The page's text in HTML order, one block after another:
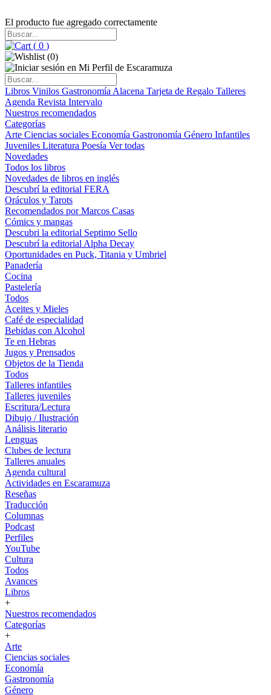
El producto fue agregado correctamente
( 0 )
(0)
Libros Vinilos Gastronomía Alacena Tarjeta de Regalo Talleres
Agenda Revista Intervalo
Nuestros recomendados
Categorías
Arte Ciencias sociales Economía Gastronomía Género Infantiles
Juveniles Literatura Poesía Ver todas
Novedades
Todos los libros
Novedades de libros en inglés
Descubrí la editorial FERA
Oráculos y Tarots
Recomendados por Marcos Casas
Cómics y mangas
Descubri la editorial Septimo Sello
Descubrí la editorial Alpha Decay
Oportunidades en Puck, Titania y Umbriel
Panadería
Cocina
Pastelería
Todos
Aceites y Mieles
Café de especialidad
Bebidas con Alcohol
Te en Hebras
Jugos y Prensados
Objetos de la Tienda
Todos
Talleres infantiles
Talleres juveniles
Escritura/Lectura
Dibujo / Ilustración
Análisis literario
Lenguas
Clubes de lectura
Talleres anuales
Agenda cultural
Actividades en Escaramuza
Reseñas
Traducción
Columnas
Podcast
Perfiles
YouTube
Cultura
Todos
Avances
Libros
+
Nuestros recomendados
Categorías
+
Arte
Ciencias sociales
Economía
Gastronomía
Género